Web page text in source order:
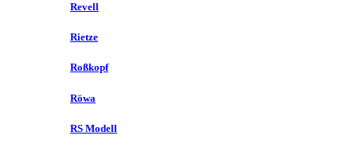
Revell
Rietze
Roßkopf
Röwa
RS Modell